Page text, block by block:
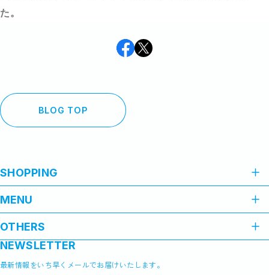
た。
BLOG TOP
SHOPPING
MENU
SHOP GUIDE
PAYMENT METHODS
OTHERS
プライバシーポリシー
特定商取引法に基づく表記
NEWSLETTER
最新情報をいち早くメールでお届けいたします。